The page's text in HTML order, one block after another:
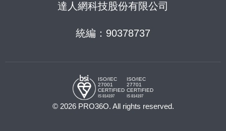
達人網科技股份有限公司
統編：90378737
ISO/IEC
27001
CERTIFIED
IS 814197
ISO/IEC
27701
CERTIFIED
IS 814197
© 2026 PRO36O. All rights reserved.